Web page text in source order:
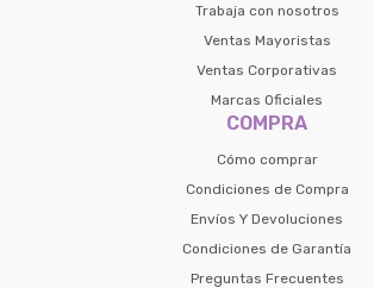
Trabaja con nosotros
Ventas Mayoristas
Ventas Corporativas
Marcas Oficiales
COMPRA
Cómo comprar
Condiciones de Compra
Envíos Y Devoluciones
Condiciones de Garantía
Preguntas Frecuentes